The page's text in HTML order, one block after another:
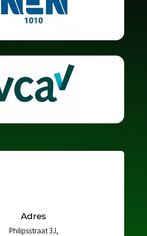
Adres
Philipsstraat 3J,